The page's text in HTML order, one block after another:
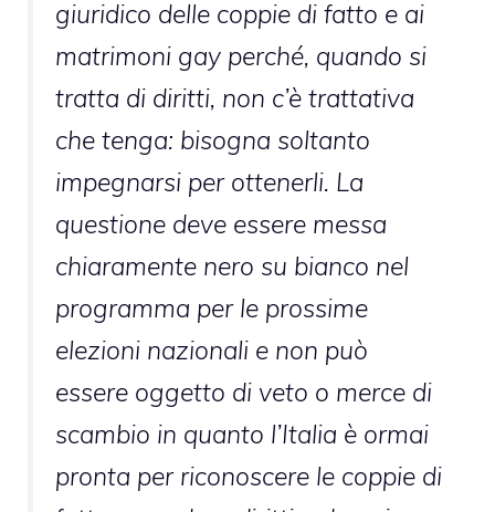
giuridico delle coppie di fatto e ai
matrimoni gay perché, quando si
tratta di diritti, non c’è trattativa
che tenga: bisogna soltanto
impegnarsi per ottenerli. La
questione deve essere messa
chiaramente nero su bianco nel
programma per le prossime
elezioni nazionali e non può
essere oggetto di veto o merce di
scambio in quanto l’Italia è ormai
pronta per riconoscere le coppie di